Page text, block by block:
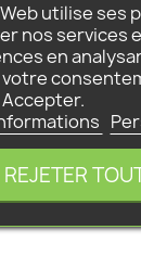
utilise ses
nos services
en
REJETER